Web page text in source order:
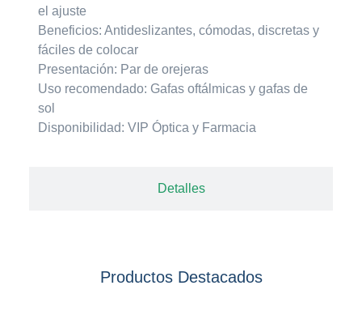
Detalles
el ajuste
Beneficios: Antideslizantes, cómodas, discretas y
fáciles de colocar
Presentación: Par de orejeras
Uso recomendado: Gafas oftálmicas y gafas de
sol
Disponibilidad: VIP Óptica y Farmacia
Productos Destacados